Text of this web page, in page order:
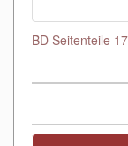
BD Seitenteile